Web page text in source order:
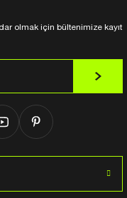
olmak için bültenimize kayıt